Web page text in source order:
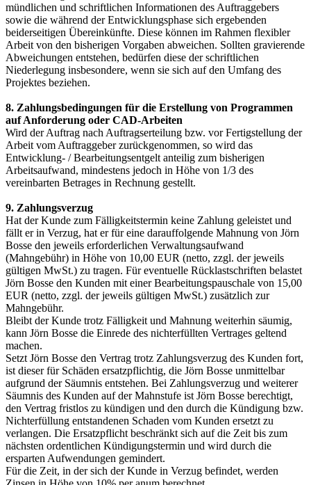
mündlichen und schriftlichen Informationen des Auftraggebers
sowie die während der Entwicklungsphase sich ergebenden
beiderseitigen Übereinkünfte. Diese können im Rahmen flexibler
Arbeit von den bisherigen Vorgaben abweichen. Sollten gravierende
Abweichungen entstehen, bedürfen diese der schriftlichen
Niederlegung insbesondere, wenn sie sich auf den Umfang des
Projektes beziehen.
8. Zahlungsbedingungen für die Erstellung von Programmen
auf Anforderung oder CAD-Arbeiten
Wird der Auftrag nach Auftragserteilung bzw. vor Fertigstellung der
Arbeit vom Auftraggeber zurückgenommen, so wird das
Entwicklung- / Bearbeitungsentgelt anteilig zum bisherigen
Arbeitsaufwand, mindestens jedoch in Höhe von 1/3 des
vereinbarten Betrages in Rechnung gestellt.
9. Zahlungsverzug
Hat der Kunde zum Fälligkeitstermin keine Zahlung geleistet und
fällt er in Verzug, hat er für eine darauffolgende Mahnung von Jörn
Bosse den jeweils erforderlichen Verwaltungsaufwand
(Mahngebühr) in Höhe von 10,00 EUR (netto, zzgl. der jeweils
gültigen MwSt.) zu tragen. Für eventuelle Rücklastschriften belastet
Jörn Bosse den Kunden mit einer Bearbeitungspauschale von 15,00
EUR (netto, zzgl. der jeweils gültigen MwSt.) zusätzlich zur
Mahngebühr.
Bleibt der Kunde trotz Fälligkeit und Mahnung weiterhin säumig,
kann Jörn Bosse die Einrede des nichterfüllten Vertrages geltend
machen.
Setzt Jörn Bosse den Vertrag trotz Zahlungsverzug des Kunden fort,
ist dieser für Schäden ersatzpflichtig, die Jörn Bosse unmittelbar
aufgrund der Säumnis entstehen. Bei Zahlungsverzug und weiterer
Säumnis des Kunden auf der Mahnstufe ist Jörn Bosse berechtigt,
den Vertrag fristlos zu kündigen und den durch die Kündigung bzw.
Nichterfüllung entstandenen Schaden vom Kunden ersetzt zu
verlangen. Die Ersatzpflicht beschränkt sich auf die Zeit bis zum
nächsten ordentlichen Kündigungstermin und wird durch die
ersparten Aufwendungen gemindert.
Für die Zeit, in der sich der Kunde in Verzug befindet, werden